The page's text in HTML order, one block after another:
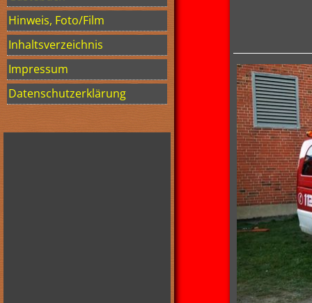
Hinweis, Foto/Film
Inhaltsverzeichnis
Impressum
Datenschutzerklärung